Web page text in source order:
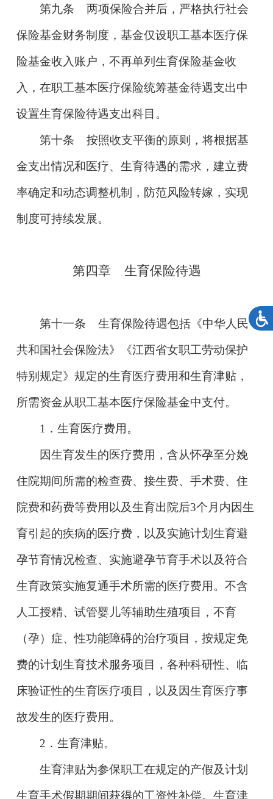
第九条 两项保险合并后，严格执行社会
保险基金财务制度，基金仅设职工基本医疗保
险基金收入账户，不再单列生育保险基金收
入，在职工基本医疗保险统筹基金待遇支出中
设置生育保险待遇支出科目。
第十条 按照收支平衡的原则，将根据基
金支出情况和医疗、生育待遇的需求，建立费
率确定和动态调整机制，防范风险转嫁，实现
制度可持续发展。
第四章 生育保险待遇
第十一条 生育保险待遇包括《中华人民
共和国社会保险法》《江西省女职工劳动保护
特别规定》规定的生育医疗费用和生育津贴，
所需资金从职工基本医疗保险基金中支付。
1 ．生育医疗费用。
因生育发生的医疗费用，含从怀孕至分娩
住院期间所需的检查费、接生费、手术费、住
院费和药费等费用以及生育出院后3个月内因生
育引起的疾病的医疗费，以及实施计划生育避
孕节育情况检查、实施避孕节育手术以及符合
生育政策实施复通手术所需的医疗费用。不含
人工授精、试管婴儿等辅助生殖项目，不育
（孕）症、性功能障碍的治疗项目，按规定免
费的计划生育技术服务项目，各种科研性、临
床验证性的生育医疗项目，以及因生育医疗事
故发生的医疗费用。
2 ．生育津贴。
生育津贴为参保职工在规定的产假及计划
生育手术假期期间获得的工资性补偿。生育津